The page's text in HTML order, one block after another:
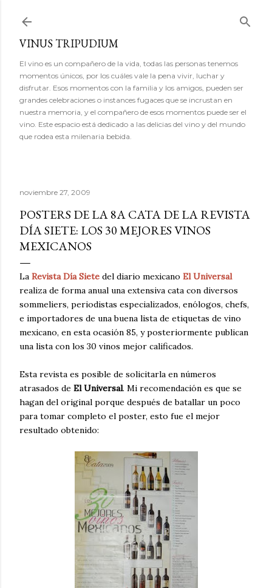
VINUS TRIPUDIUM
El vino es un compañero de la vida, todas las personas tenemos
momentos únicos, por los cuáles vale la pena vivir, luchar y
disfrutar. Esos momentos con la familia y los amigos, pueden ser
grandes celebraciones o instances fugaces que se incrustan en
nuestra memoria, y el compañero de esos momentos puede ser el
vino. Este espacio está dedicado a las delicias del vino y del mundo
que rodea esta milenaria bebida.
noviembre 27, 2009
POSTERS DE LA 8A CATA DE LA REVISTA
DÍA SIETE: LOS 30 MEJORES VINOS
MEXICANOS
La Revista Día Siete del diario mexicano El Universal
realiza de forma anual una extensiva cata con diversos
sommeliers, periodistas especializados, enólogos, chefs,
e importadores de una buena lista de etiquetas de vino
mexicano, en esta ocasión 85, y posteriormente publican
una lista con los 30 vinos mejor calificados.
Esta revista es posible de solicitarla en números
atrasados de El Universal. Mi recomendación es que se
hagan del original porque después de batallar un poco
para tomar completo el poster, esto fue el mejor
resultado obtenido: